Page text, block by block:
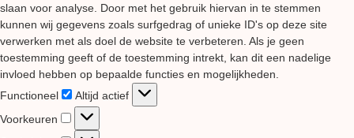
slaan voor analyse. Door met het gebruik hiervan in te stemmen
kunnen wij gegevens zoals surfgedrag of unieke ID's op deze site
verwerken met als doel de website te verbeteren. Als je geen
toestemming geeft of de toestemming intrekt, kan dit een nadelige
invloed hebben op bepaalde functies en mogelijkheden.
Functioneel
Functioneel
Altijd actief
Voorkeuren
Voorkeuren